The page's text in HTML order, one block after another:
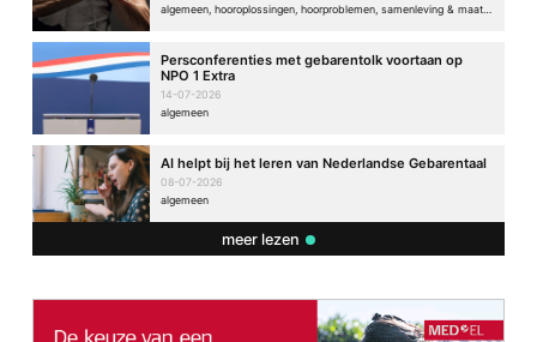
Persconferenties met gebarentolk voortaan op
NPO 1 Extra
14-07-2026
algemeen
AI helpt bij het leren van Nederlandse Gebarentaal
08-07-2026
algemeen
meer lezen